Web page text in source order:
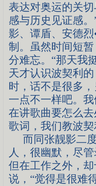
表达对奥运的关
感与历史见证感
影、谭盾、安德
制。虽然时间短
分难忘。“那天我
天才认识波契利
时，话不是很多
一点不一样吧。
在讲歌曲要怎么
歌词，我们教波
而同张靓影二
人，很幽默，尽
但在工作之外，
说，“觉得是很难